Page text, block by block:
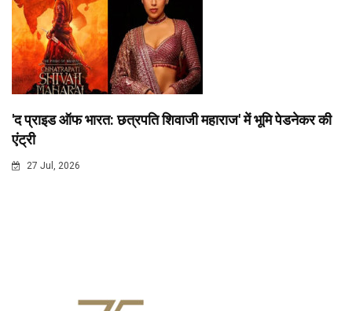
'द प्राइड ऑफ भारत: छत्रपति शिवाजी महाराज' में भूमि पेडनेकर की
एंट्री
27 Jul, 2026